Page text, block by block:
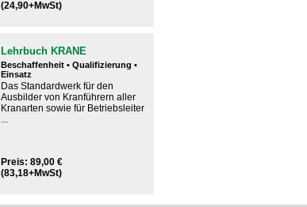
(24,90+MwSt)
Lehrbuch KRANE
Beschaffenheit • Qualifizierung •
Einsatz
Das Standardwerk für den
Ausbilder von Kranführern aller
Kranarten sowie für Betriebsleiter
...
Preis: 89,00 €
(83,18+MwSt)